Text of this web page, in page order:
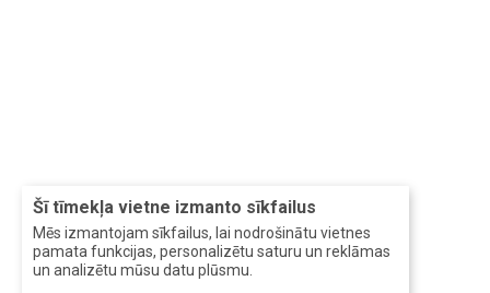
Šī tīmekļa vietne izmanto sīkfailus
Mēs izmantojam sīkfailus, lai nodrošinātu vietnes
pamata funkcijas, personalizētu saturu un reklāmas
un analizētu mūsu datu plūsmu.